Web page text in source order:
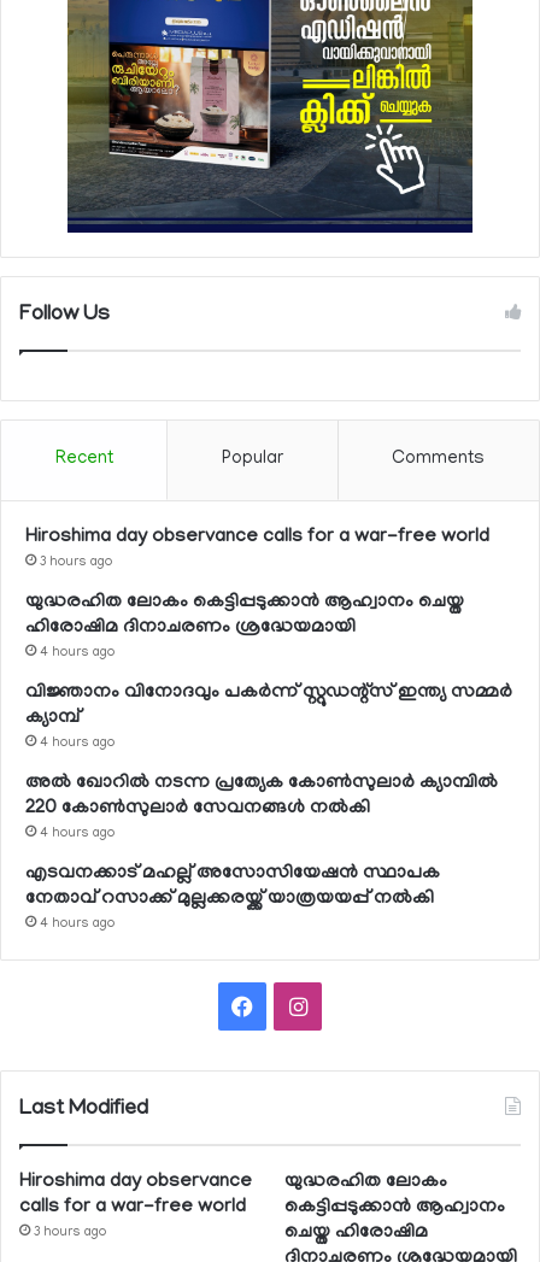
Follow Us
Recent Popular Comments
Hiroshima day observance calls for a war-free world
3 hours ago
യുദ്ധരഹിത ലോകം കെട്ടിപ്പടുക്കാന്‍ ആഹ്വാനം ചെയ്ത
ഹിരോഷിമ ദിനാചരണം ശ്രദ്ധേയമായി
4 hours ago
വിജ്ഞാനം വിനോദവും പകര്‍ന്ന് സ്റ്റുഡന്റ്‌സ് ഇന്ത്യ സമ്മര്‍
ക്യാമ്പ്
4 hours ago
അല്‍ ഖോറില്‍ നടന്ന പ്രത്യേക കോണ്‍സുലാര്‍ ക്യാമ്പില്‍
220 കോണ്‍സുലാര്‍ സേവനങ്ങള്‍ നല്‍കി
4 hours ago
എടവനക്കാട് മഹല്ല് അസോസിയേഷന്‍ സ്ഥാപക
നേതാവ് റസാക്ക് മുല്ലക്കരയ്ക്ക് യാത്രയയപ്പ് നല്‍കി
4 hours ago
FacebookInstagram
Last Modified
Hiroshima day observance
calls for a war-free world
3 hours ago
യുദ്ധരഹിത ലോകം
കെട്ടിപ്പടുക്കാന്‍ ആഹ്വാനം
ചെയ്ത ഹിരോഷിമ